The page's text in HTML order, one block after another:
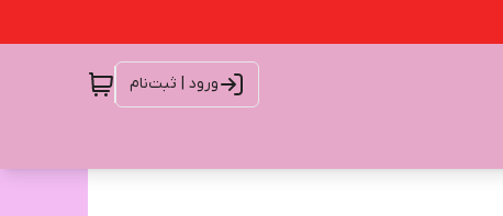
ورود | ثبت‌نام